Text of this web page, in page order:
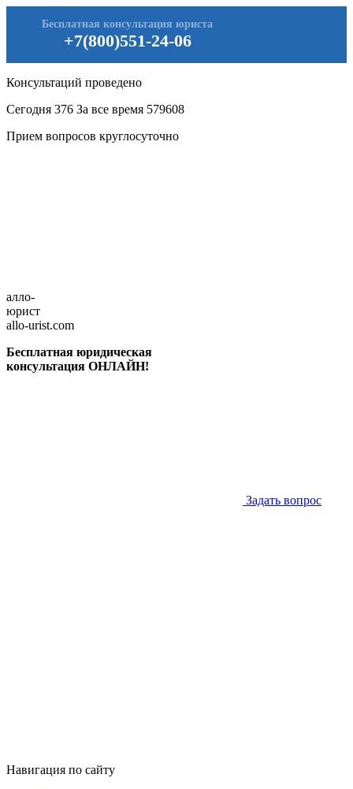
+7(800)551-24-06
Бесплатная консультация юриста
Консультаций проведено
Сегодня 376 За все время 579608
Прием вопросов круглосуточно
алло-
юрист
allo-urist.com
Бесплатная юридическая
консультация ОНЛАЙН!
Задать вопрос
Навигация по сайту